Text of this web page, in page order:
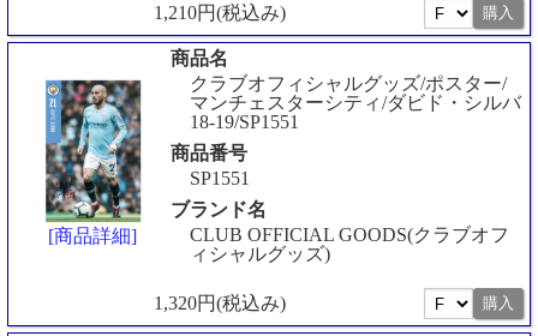
1,210円(税込み)
[商品詳細]
商品名
クラブオフィシャルグッズ/ポスター/
マンチェスターシティ/ダビド・シルバ
18-19/SP1551
商品番号
SP1551
ブランド名
CLUB OFFICIAL GOODS(クラブオフ
ィシャルグッズ)
1,320円(税込み)